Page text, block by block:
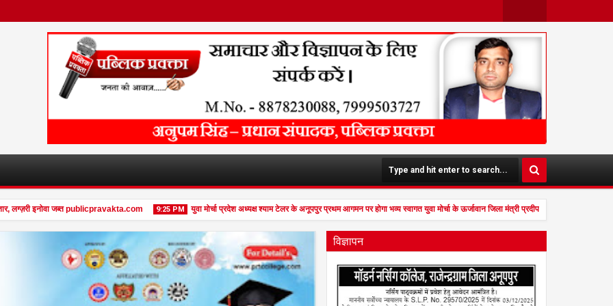
Twit
Face
Boo
K
इनोवा जब्त publicpravakta.com 9:25 PM
Feb
युवा मोर्चा प्रदेश अध्यक्ष श्याम टेलर के अनूपपुर प्रथम आगमन पर होगा भव्य स्वागत युवा मोर्चा के ऊर्जावान जिला मंत्री प्रदीप मिश्रा ने सभी युवाओं से
विज्ञापन